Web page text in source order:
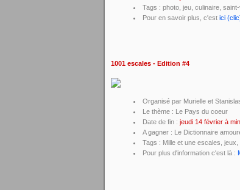
Tags : photo, jeu, culinaire,
Pour en savoir plus, c'est ici
1001 escales - Edition #4
Organisé par Murielle et
Le thème : Le Pays du coeur
Date de fin : jeudi 14 février à
A gagner : Le Dictionnaire
Tags : Mille et une escales,
Pour plus d'information c'est là :